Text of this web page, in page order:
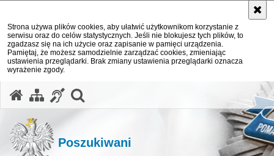
Strona używa plików cookies, aby ułatwić użytkownikom korzystanie z
serwisu oraz do celów statystycznych. Jeśli nie blokujesz tych plików, to
zgadzasz się na ich użycie oraz zapisanie w pamięci urządzenia.
Pamiętaj, że możesz samodzielnie zarządzać cookies, zmieniając
ustawienia przeglądarki. Brak zmiany ustawienia przeglądarki oznacza
wyrażenie zgody.
Poszukiwani